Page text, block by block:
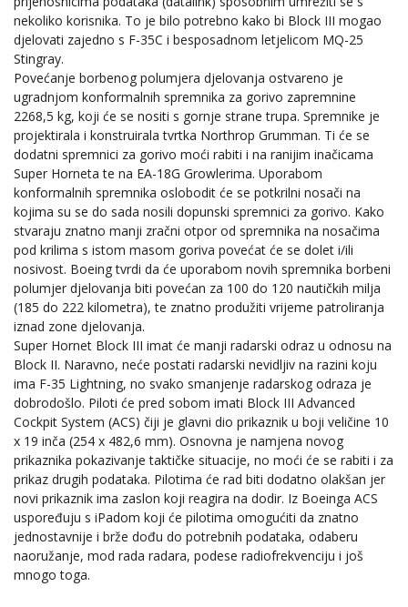
nekoliko korisnika. To je bilo potrebno kako bi Block III mogao
djelovati zajedno s F-35C i besposadnom letjelicom MQ-25
Stingray.
Povećanje borbenog polumjera djelovanja ostvareno je
ugradnjom konformalnih spremnika za gorivo zapremnine
2268,5 kg, koji će se nositi s gornje strane trupa. Spremnike je
projektirala i konstruirala tvrtka Northrop Grumman. Ti će se
dodatni spremnici za gorivo moći rabiti i na ranijim inačicama
Super Horneta te na EA-18G Growlerima. Uporabom
konformalnih spremnika oslobodit će se potkrilni nosači na
kojima su se do sada nosili dopunski spremnici za gorivo. Kako
stvaraju znatno manji zračni otpor od spremnika na nosačima
pod krilima s istom masom goriva povećat će se dolet i/ili
nosivost. Boeing tvrdi da će uporabom novih spremnika borbeni
polumjer djelovanja biti povećan za 100 do 120 nautičkih milja
(185 do 222 kilometra), te znatno produžiti vrijeme patroliranja
iznad zone djelovanja.
Super Hornet Block III imat će manji radarski odraz u odnosu na
Block II. Naravno, neće postati radarski nevidljiv na razini koju
ima F-35 Lightning, no svako smanjenje radarskog odraza je
dobrodošlo. Piloti će pred sobom imati Block III Advanced
Cockpit System (ACS) čiji je glavni dio prikaznik u boji veličine 10
x 19 inča (254 x 482,6 mm). Osnovna je namjena novog
prikaznika pokazivanje taktičke situacije, no moći će se rabiti i za
prikaz drugih podataka. Pilotima će rad biti dodatno olakšan jer
novi prikaznik ima zaslon koji reagira na dodir. Iz Boeinga ACS
uspoređuju s iPadom koji će pilotima omogućiti da znatno
jednostavnije i brže dođu do potrebnih podataka, odaberu
naoružanje, mod rada radara, podese radiofrekvenciju i još
mnogo toga.